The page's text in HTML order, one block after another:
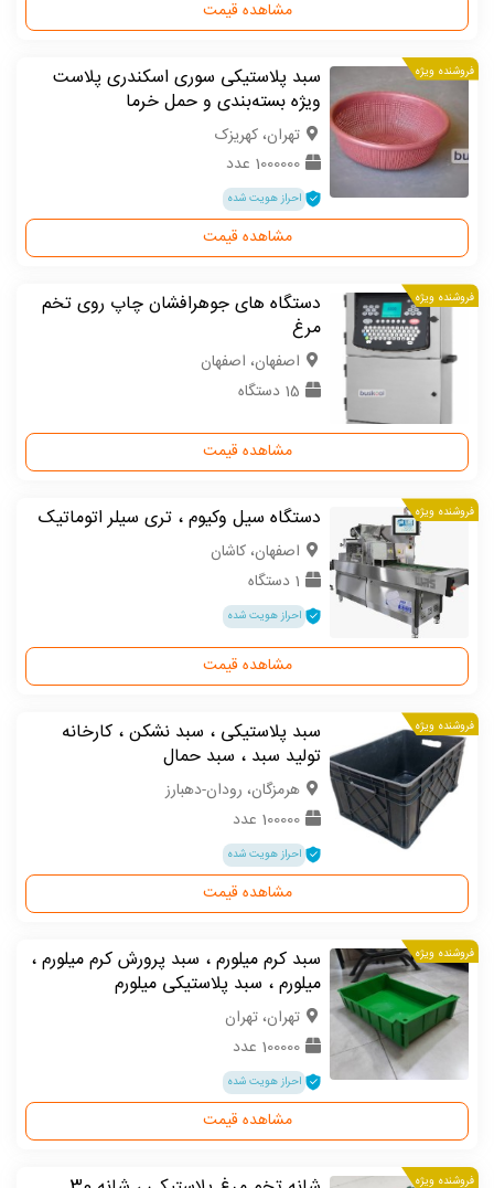
مشاهده قیمت
فروشنده ویژه
سبد پلاستیکی سوری اسکندری پلاست
ویژه بسته‌بندی و حمل خرما
تهران، کهریزک
1000000 عدد
احراز هویت شده
مشاهده قیمت
فروشنده ویژه
دستگاه های جوهرافشان چاپ روی تخم
مرغ
اصفهان، اصفهان
15 دستگاه
مشاهده قیمت
فروشنده ویژه دستگاه سیل وکیوم ، تری سیلر اتوماتیک
اصفهان، کاشان
1 دستگاه
احراز هویت شده
مشاهده قیمت
فروشنده ویژه
سبد پلاستیکی ، سبد نشکن ، کارخانه
تولید سبد ، سبد حمال
هرمزگان، رودان-دهبارز
100000 عدد
احراز هویت شده
مشاهده قیمت
فروشنده ویژه
سبد کرم میلورم ، سبد پرورش کرم میلورم ،
میلورم ، سبد پلاستیکی میلورم
تهران، تهران
100000 عدد
احراز هویت شده
مشاهده قیمت
فروشنده ویژه